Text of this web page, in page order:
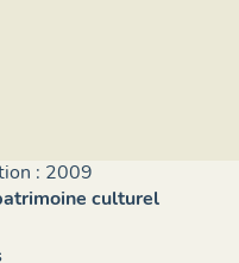
: 2009
culturel